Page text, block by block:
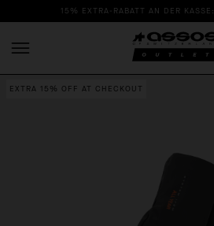
15% EXTRA-RABATT AN DER KASSE:
EXTRA 15% OFF AT CHECKOUT